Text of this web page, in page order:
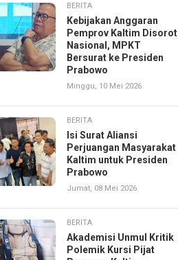
BERITA
Kebijakan Anggaran
Pemprov Kaltim Disorot
Nasional, MPKT
Bersurat ke Presiden
Prabowo
Minggu, 10 Mei 2026
BERITA
Isi Surat Aliansi
Perjuangan Masyarakat
Kaltim untuk Presiden
Prabowo
Jumat, 08 Mei 2026
BERITA
Akademisi Unmul Kritik
Polemik Kursi Pijat